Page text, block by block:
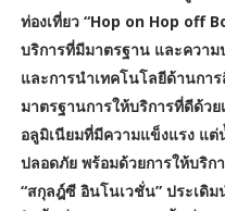
ท่องเที่ยว “Hop on Hop off
บริการที่มีมาตรฐาน และควา
และการนำเทคโนโลยีด้านกา
มาตรฐานการให้บริการที่ดีด้ว
อลูมิเนียมที่มีความแข็งแรง แ
ปลอดภัย พร้อมด้วยการให้บริก
“สกุลฎ์ซี อินโนเวชั่น” ประเดิม